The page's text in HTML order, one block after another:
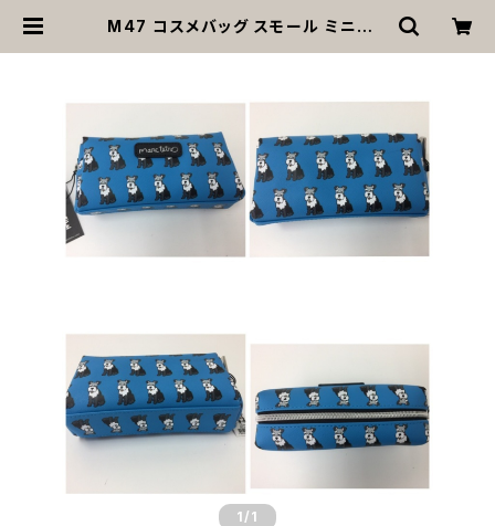
M47 コスメバッグ スモール ミニチュ
1 /1